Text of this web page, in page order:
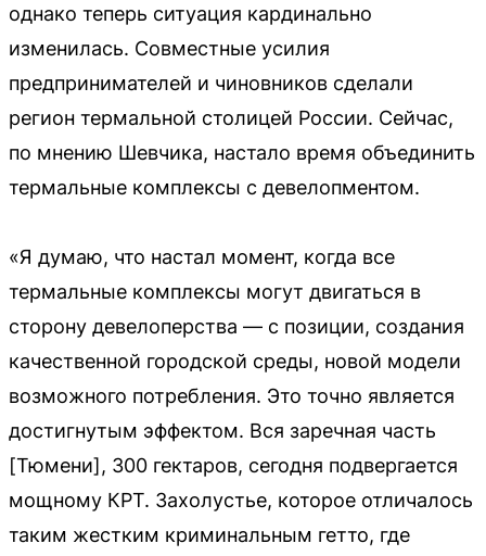
однако теперь ситуация кардинально
изменилась. Совместные усилия
предпринимателей и чиновников сделали
регион термальной столицей России. Сейчас,
по мнению Шевчика, настало время объединить
термальные комплексы с девелопментом.
«Я думаю, что настал момент, когда все
термальные комплексы могут двигаться в
сторону девелоперства — с позиции, создания
качественной городской среды, новой модели
возможного потребления. Это точно является
достигнутым эффектом. Вся заречная часть
[Тюмени], 300 гектаров, сегодня подвергается
мощному КРТ. Захолустье, которое отличалось
таким жестким криминальным гетто, где